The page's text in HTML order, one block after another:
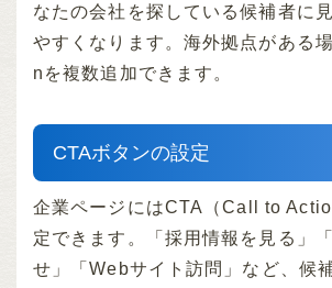
なたの会社を探している候補者に
やすくなります。海外拠点がある
nを複数追加できます。
CTAボタンの設定
企業ページにはCTA（Call to
定できます。「採用情報を見る」
せ」「Webサイト訪問」など、候